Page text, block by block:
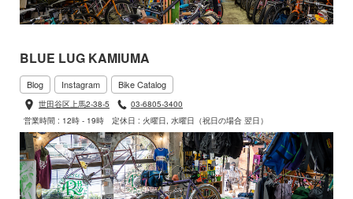
BLUE LUG KAMIUMA
Blog Instagram Bike Catalog
世田谷区上馬2-38-5
03-6805-3400
営業時間 : 12時 - 19時
定休日 : 火曜日, 水曜日（祝日の場合 翌日）